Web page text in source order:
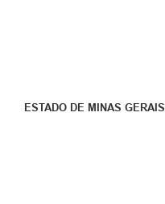
ESTADO DE MINAS GERAIS